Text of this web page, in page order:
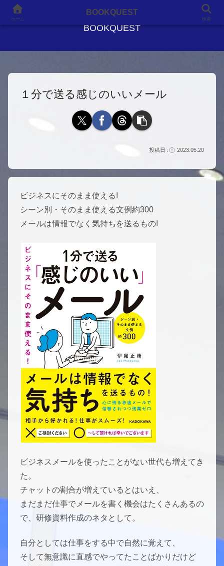
BOOKQUEST
１分で送る感じのいいメール
2023.05.20
ビジネスにそのまま使える!
シーン別・そのまま使える文例約300
メールは情報でなく気持ちを送るもの!
ビジネスメールを使ったことがない世代も増えてき
た。
チャットの割合が増えているとはいえ、
まだまだ仕事でメールを書く機会はたくさんあるの
で、研修資料作成のネタとして。
自分としては仕事をする中で自然に覚えて、
そして無意識に直感でやってたことばかりだけど
ホーム
BOOKQUEST
検索